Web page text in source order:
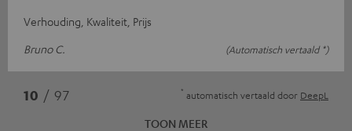
Verhouding, Kwaliteit, Prijs
Bruno C.
(Automatisch vertaald *)
10 / 97 * automatisch vertaald door DeepL
TOON MEER